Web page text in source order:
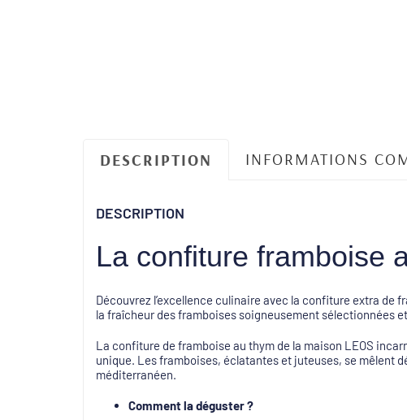
DESCRIPTION INFORMATIONS
DESCRIPTION
La confiture framboise
Découvrez l’excellence culinaire avec la confiture extra de
la fraîcheur des framboises soigneusement sélectionnées
La confiture de framboise au thym de la maison LEOS
unique. Les framboises, éclatantes et juteuses, se mêlent
méditerranéen.
Comment la déguster ?